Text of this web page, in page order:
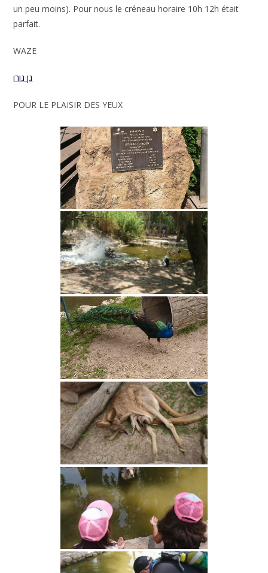
un peu moins). Pour nous le créneau horaire 10h 12h était
parfait.
WAZE
גן גורו
POUR LE PLAISIR DES YEUX